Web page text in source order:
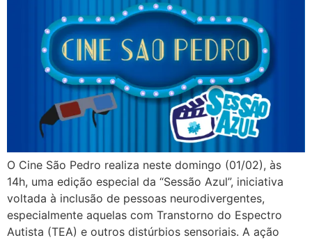
O Cine São Pedro realiza neste domingo (01/02), às
14h, uma edição especial da “Sessão Azul”, iniciativa
voltada à inclusão de pessoas neurodivergentes,
especialmente aquelas com Transtorno do Espectro
Autista (TEA) e outros distúrbios sensoriais. A ação